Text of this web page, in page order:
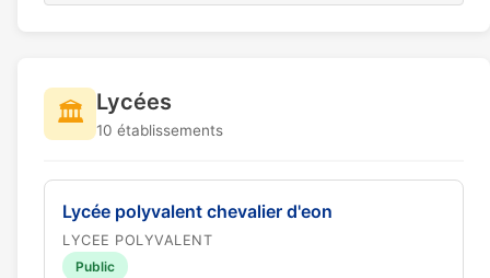
🏛️ Lycées
10 établissements
Lycée polyvalent chevalier d'eon
LYCEE POLYVALENT
Public